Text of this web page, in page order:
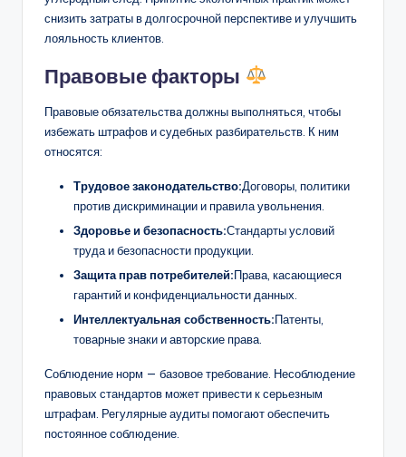
снизить затраты в долгосрочной перспективе и улучшить
лояльность клиентов.
Правовые факторы
Правовые обязательства должны выполняться, чтобы
избежать штрафов и судебных разбирательств. К ним
относятся:
Трудовое законодательство:Договоры, политики
против дискриминации и правила увольнения.
Здоровье и безопасность:Стандарты условий
труда и безопасности продукции.
Защита прав потребителей:Права, касающиеся
гарантий и конфиденциальности данных.
Интеллектуальная собственность:Патенты,
товарные знаки и авторские права.
Соблюдение норм — базовое требование. Несоблюдение
правовых стандартов может привести к серьезным
штрафам. Регулярные аудиты помогают обеспечить
постоянное соблюдение.